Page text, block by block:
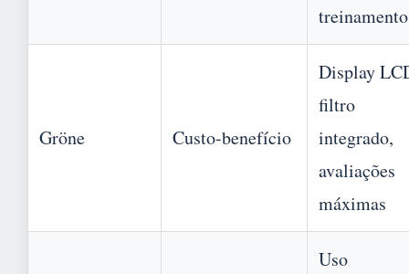
treinamento
Gröne Custo-benefício
Display
filtro
integrado,
avaliações
máximas
Uso